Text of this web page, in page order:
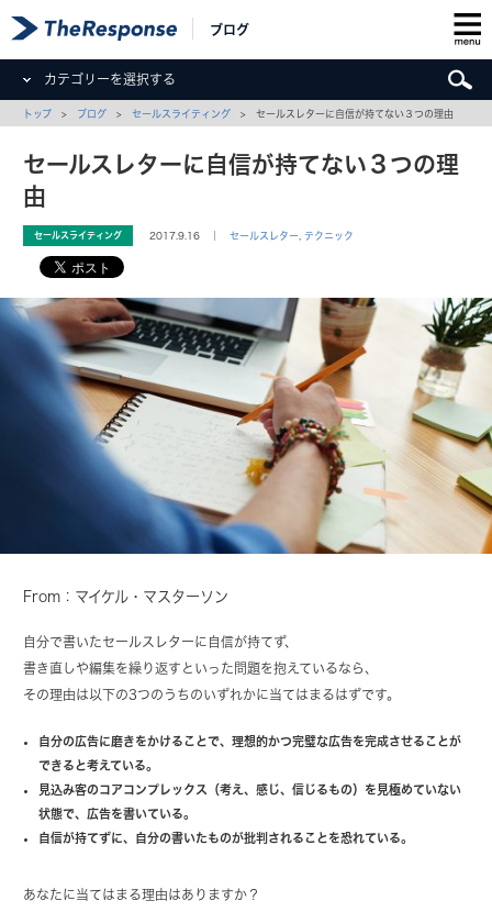
ブログ
カテゴリーを選択する
トップ > ブログ >セールスライティング > セールスレターに自信が持てない３つの理由
セールスレターに自信が持てない３つの理
由
セールスライティング 2017.9.16 ｜セールスレター ,テクニック
From：マイケル・マスターソン
自分で書いたセールスレターに自信が持てず、
書き直しや編集を繰り返すといった問題を抱えているなら、
その理由は以下の3つのうちのいずれかに当てはまるはずです。
自分の広告に磨きをかけることで、理想的かつ完璧な広告を完成させることが
できると考えている。
見込み客のコアコンプレックス（考え、感じ、信じるもの）を見極めていない
状態で、広告を書いている。
自信が持てずに、自分の書いたものが批判されることを恐れている。
あなたに当てはまる理由はありますか？